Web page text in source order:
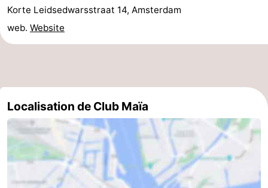
vélo
Spécial
Canaux
Capitale
homosexuelle
Quartier
rouge
Histoire
Korte Leidsedwarsstraat 14, Amsterdam
web. Website
Localisation de Club Maïa